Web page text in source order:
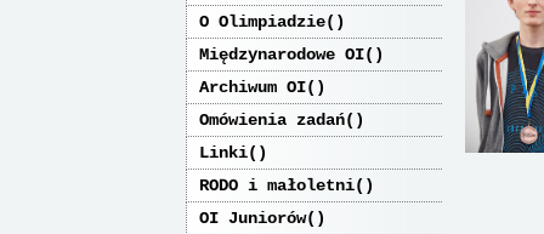
O Olimpiadzie
Międzynarodowe OI
Archiwum OI
Omówienia zadań
Linki
RODO i małoletni
OI Juniorów